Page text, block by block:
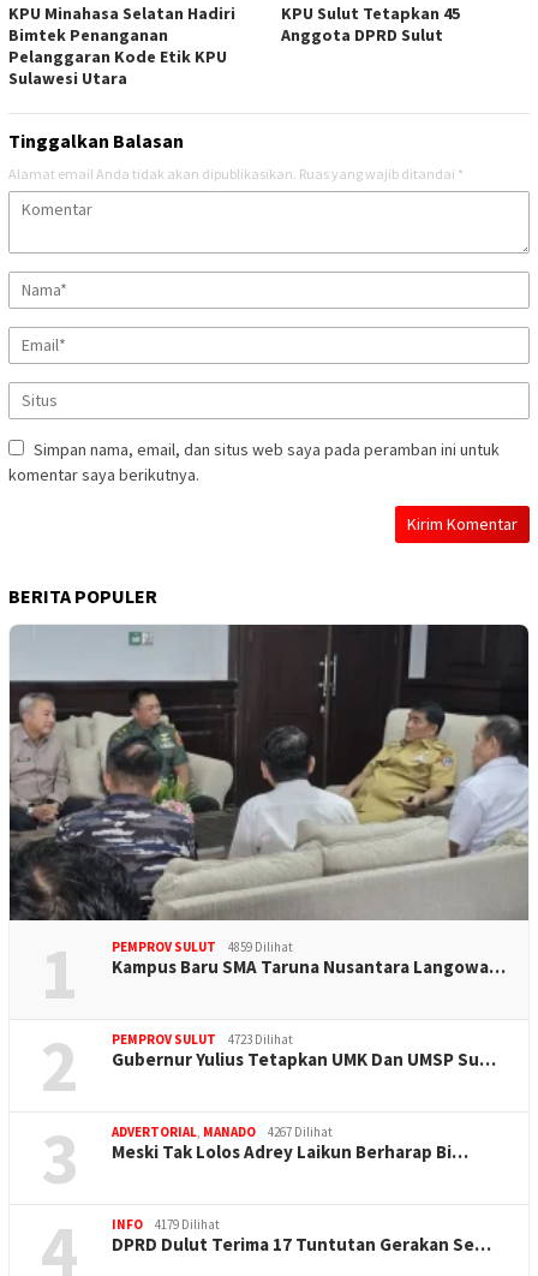
KPU Minahasa Selatan Hadiri
Bimtek Penanganan
Pelanggaran Kode Etik KPU
Sulawesi Utara
KPU Sulut Tetapkan 45
Anggota DPRD Sulut
Tinggalkan Balasan
Alamat email Anda tidak akan dipublikasikan. Ruas yang wajib ditandai *
Simpan nama, email, dan situs web saya pada peramban ini untuk
komentar saya berikutnya.
BERITA POPULER
1 PEMPROV SULUT 4859 Dilihat
Kampus Baru SMA Taruna Nusantara Langowa…
2 PEMPROV SULUT 4723 Dilihat
Gubernur Yulius Tetapkan UMK Dan UMSP Su…
3 ADVERTORIAL MANADO 4267 Dilihat
Meski Tak Lolos Adrey Laikun Berharap Bi…
4 INFO 4179 Dilihat
DPRD Dulut Terima 17 Tuntutan Gerakan Se…